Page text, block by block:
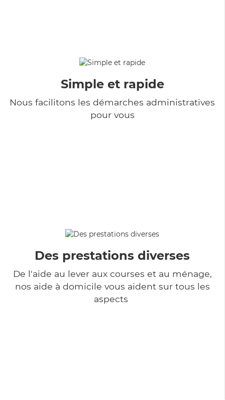
Simple et rapide
Nous facilitons les démarches administratives
pour vous
Des prestations diverses
De l'aide au lever aux courses et au ménage,
nos aide à domicile vous aident sur tous les
aspects